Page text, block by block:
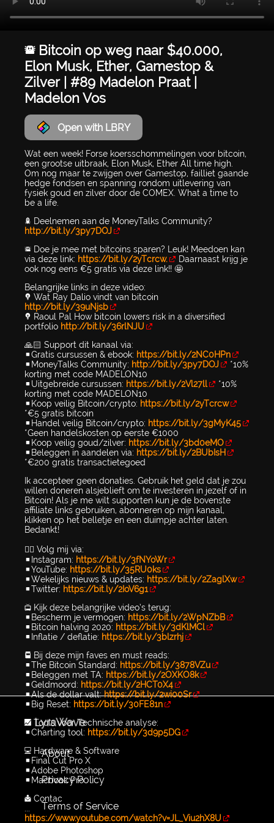
🚨 Bitcoin op weg naar $40.000,
Elon Musk, Ether, Gamestop &
Zilver | #89 Madelon Praat |
Madelon Vos
Open with LBRY
Wat een week! Forse koersschommelingen voor bitcoin,
een grootse uitbraak, Elon Musk, Ether All time high.
Om nog maar te zwijgen over Gamestop, failliet gaande
hedge fondsen en spanning rondom uitlevering van
fysiek goud en zilver door de COMEX. What a time to
be a life.
🚀 Deelnemen aan de MoneyTalks Community?
http://bit.ly/3py7DOJ
🚨 Doe je mee met bitcoins sparen? Leuk! Meedoen kan
via deze link: https://bit.ly/2yTcrcw.
Daarnaast krijg je
ook nog eens €5 gratis via deze link!! 🤩
Belangrijke links in deze video:
💡 Wat Ray Dalio vindt van bitcoin
http://bit.ly/39uNjsb
💡 Raoul Pal How bitcoin lowers risk in a diversified
portfolio http://bit.ly/36rlNJU
🙏🏻 Support dit kanaal via:
▪️Gratis cursussen & ebook: https://bit.ly/2NC0HPn
▪️MoneyTalks Community: http://bit.ly/3py7DOJ
*10%
korting met code MADELON10
▪️Uitgebreide cursussen: https://bit.ly/2Vl27ll
*10%
korting met code MADELON10
▪️Koop veilig Bitcoin/crypto: https://bit.ly/2yTcrcw
*€5 gratis bitcoin
▪️Handel veilig Bitcoin/crypto: https://bit.ly/3gMyK45
*Geen handelskosten op eerste €1000
▪️Koop veilig goud/zilver: https://bit.ly/3bd0eMO
▪️Beleggen in aandelen via: https://bit.ly/2BUbIsH
*€200 gratis transactietegoed
Ik accepteer geen donaties. Gebruik het geld dat je zou
willen doneren alsjeblieft om te investeren in jezelf of in
Bitcoin! Als je me wilt supporten kun je de bovenste
affiliate links gebruiken, abonneren op mijn kanaal,
klikken op het belletje en een duimpje achter laten.
Bedankt!
👉🏻 Volg mij via:
▪️Instagram: https://bit.ly/3fNYoWr
▪️YouTube: https://bit.ly/35RU0ks
▪️Wekelijks nieuws & updates: https://bit.ly/2ZaglXw
▪️Twitter: https://bit.ly/2IoV6g1
📺 Kijk deze belangrijke video’s terug:
▪️Bescherm je vermogen: https://bit.ly/2WpNZbB
▪️Bitcoin halving 2020: https://bit.ly/3dKlMCl
▪️Inflatie / deflatie: https://bit.ly/3blzrhj
📕 Bij deze mijn faves en must reads:
▪️The Bitcoin Standard: https://bit.ly/3878VZu
▪️Beleggen met TA: https://bit.ly/2OXKO8k
▪️Geldmoord: https://bit.ly/2HCT0X4
▪️Als de dollar valt:https://bit.ly/2wi00Sr
▪️Big Reset: https://bit.ly/30FE81n
📈 Tools voor Technische analyse:
▪️Charting tool: https://bit.ly/3d9p5DG
💻 Hardware & Software
▪️Final Cut Pro X
▪️Adobe Photoshop
▪️Macbook Pro
📩 Contac
...
https://www.youtube.com/watch?v=JL_Viu2hX8U
LyraWave
About
Privacy Policy
Terms of Service